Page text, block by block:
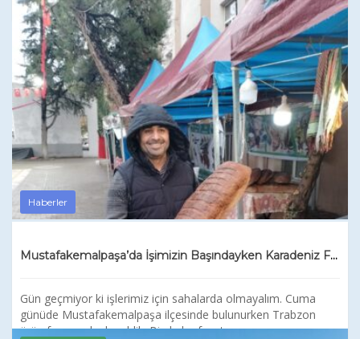
Haberler
Mustafakemalpaşa’da İşimizin Başındayken Karadeniz Fuarına Katıldık
Gün geçmiyor ki işlerimiz için sahalarda olmayalım. Cuma
günüde Mustafakemalpaşa ilçesinde bulunurken Trabzon
ürün fuarına denk geldik. Bizde bu fırsatı...